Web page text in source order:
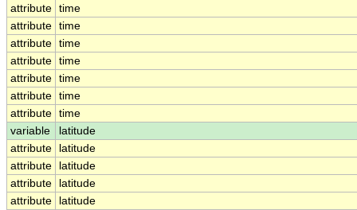
attribute time
attribute time
attribute time
attribute time
attribute time
attribute time
attribute time
variable
latitude
attribute
latitude
attribute
latitude
attribute
latitude
attribute
latitude